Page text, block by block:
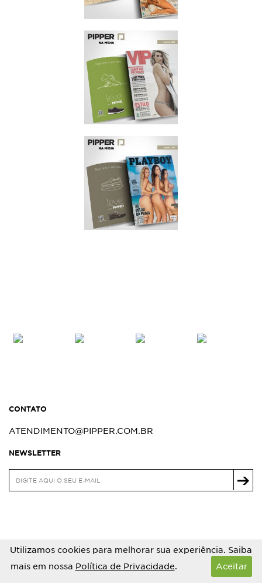
SEXY
JANEIRO/2014
VIP
JANEIRO/2014
CONTATO
ATENDIMENTO@PIPPER.COM.BR
NEWSLETTER
Utilizamos cookies para melhorar sua experiência. Saiba
mais em nossa Política de Privacidade. Aceitar